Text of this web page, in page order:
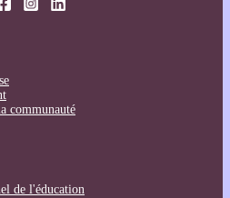
communauté
de l'éducation